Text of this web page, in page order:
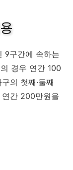
9구간에 속하는
경우 연간 100
의 첫째·둘째
간 200만원을